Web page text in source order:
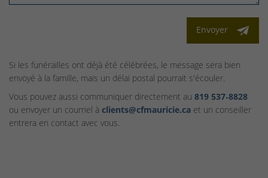
Envoyer
Si les funérailles ont déjà été célébrées, le message sera bien
envoyé à la famille, mais un délai postal pourrait s'écouler.
Vous pouvez aussi communiquer directement au 819 537‑8828
ou envoyer un courriel à clients@cfmauricie.ca et un conseiller
entrera en contact avec vous.